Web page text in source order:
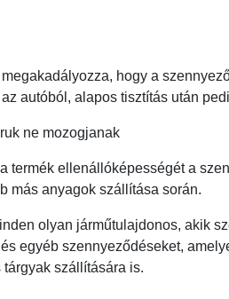
hogy a
autóból, alapos tisztítás után
ne mozogjanak
termék ellenállóképességét a
más anyagok szállítása során.
olyan járműtulajdonos, akik
egyéb szennyeződéseket,
szállítására is.